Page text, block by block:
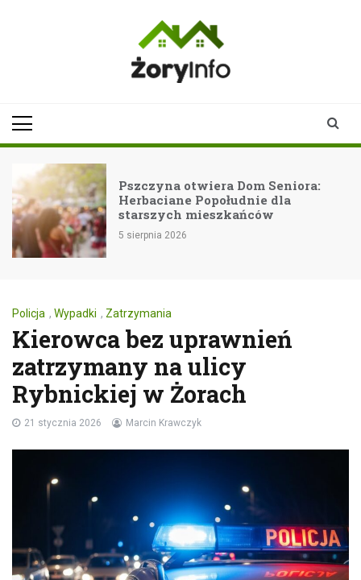
Pszczyna otwiera Dom Seniora:
Herbaciane Popołudnie dla
starszych mieszkańców
5 sierpnia 2026
Policja , Wypadki , Zatrzymania
Kierowca bez uprawnień
zatrzymany na ulicy
Rybnickiej w Żorach
21 stycznia 2026 Marcin Krawczyk